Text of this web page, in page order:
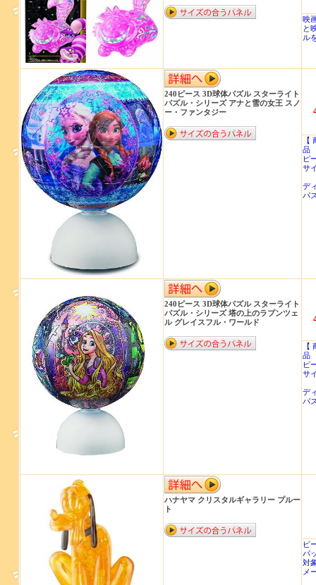
映
と
ル
240ピース 3D球体パズル スターライト
パズル・シリーズ アナと雪の女王 スノ
ー・ファンタジー
【
品
ピ
サ
デ
パ
240ピース 3D球体パズル スターライト
パズル・シリーズ 塔の上のラプンツェ
ル グレイスフル・ワールド
【
品
ピ
サ
デ
パ
ハナヤマ クリスタルギャラリー プルー
ト
ピ
パ
対
メ